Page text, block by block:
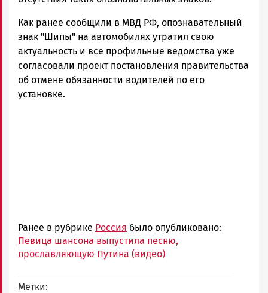
Как ранее сообщили в МВД РФ, опознавательный
знак "Шипы" на автомобилях утратил свою
актуальность и все профильные ведомства уже
согласовали проект постановления правительства
об отмене обязанности водителей по его
установке.
Ранее в рубрике Россия было опубликовано:
Певица шансона выпустила песню,
прославляющую Путина (видео)
Метки